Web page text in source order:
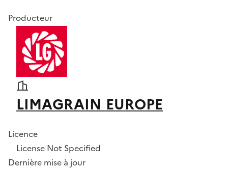
Producteur
LIMAGRAIN EUROPE
Licence
License Not Specified
Dernière mise à jour